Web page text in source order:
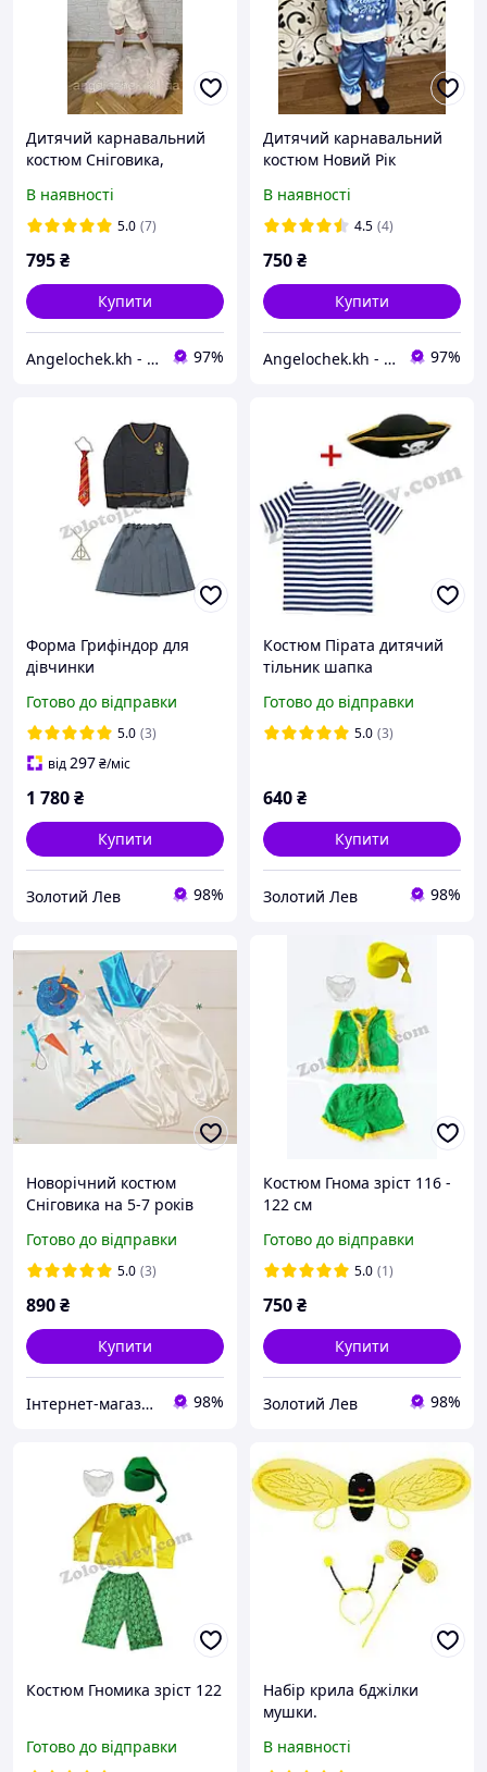
Дитячий карнавальний
костюм Сніговика,
В наявності
5.0 (7)
795₴
Купити
Angelochek.kh - інтернет-магазин дитячих товарів та настільних ігор 97%
Дитячий карнавальний
костюм Новий Рік
В наявності
4.5 (4)
750₴
Купити
Angelochek.kh - інтернет-магазин дитячих товарів та настільних ігор 97%
Форма Грифіндор для
дівчинки
Готово до відправки
5.0 (3)
від297₴/міс
1 780₴
Купити
Золотий Лев 98%
Костюм Пірата дитячий
тільник шапка
Готово до відправки
5.0 (3)
640₴
Купити
Золотий Лев 98%
Новорічний костюм
Сніговика на 5-7 років
Готово до відправки
5.0 (3)
890₴
Купити
Інтернет-магазин "InFine" 98%
Костюм Гнома зріст 116 -
122 см
Готово до відправки
5.0 (1)
750₴
Купити
Золотий Лев 98%
Костюм Гномика зріст 122
Готово до відправки
Набір крила бджілки
мушки.
В наявності